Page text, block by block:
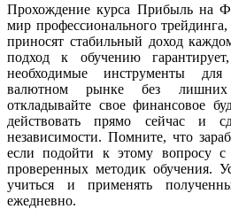
Прохождение курса Прибыль на
мир профессионального
приносят стабильный доход
подход к обучению
необходимые инструменты
валютном рынке без
откладывайте свое финансовое
действовать прямо сейчас и
независимости. Помните, что
если подойти к этому вопросу
проверенных методик обучения.
учиться и применять
ежедневно.